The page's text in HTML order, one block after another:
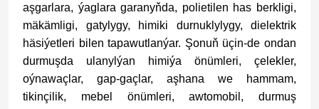
aşgarlara, ýaglara garanyňda, polietilen has berkligi,
mäkämligi, gatylygy, himiki durnuklylygy, dielektrik
häsiýetleri bilen tapawutlanýar. Şonuň üçin-de ondan
durmuşda ulanylýan himiýa önümleri, çelekler,
oýnawaçlar, gap-gaçlar, aşhana we hammam,
tikinçilik, mebel önümleri, awtomobil, durmuş